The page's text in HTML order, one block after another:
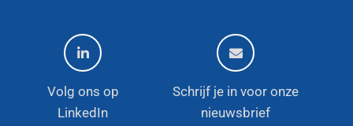
Volg ons op
LinkedIn
Schrijf je in voor onze
nieuwsbrief